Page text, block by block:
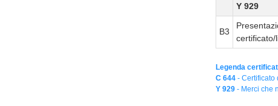
Y 929
B3
certificato/
Legenda
C 644 - Certificato
Y 929 - Merci che